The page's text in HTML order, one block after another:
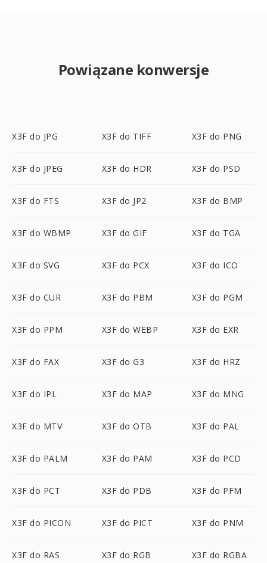
Powiązane konwersje
X3F do JPG X3F do TIFF X3F do PNG
X3F do JPEG X3F do HDR X3F do PSD
X3F do FTS X3F do JP2 X3F do BMP
X3F do WBMP X3F do GIF X3F do TGA
X3F do SVG X3F do PCX X3F do ICO
X3F do CUR X3F do PBM X3F do PGM
X3F do PPM X3F do WEBP X3F do EXR
X3F do FAX X3F do G3 X3F do HRZ
X3F do IPL X3F do MAP X3F do MNG
X3F do MTV X3F do OTB X3F do PAL
X3F do PALM X3F do PAM X3F do PCD
X3F do PCT X3F do PDB X3F do PFM
X3F do PICON X3F do PICT X3F do PNM
X3F do RAS X3F do RGB X3F do RGBA